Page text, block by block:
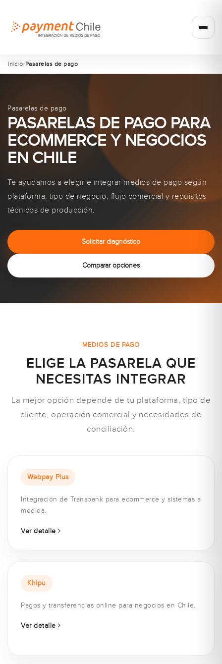
Inicio Pasarelas de pago
Pasarelas de pago
PASARELAS DE PAGO PARA
ECOMMERCE Y NEGOCIOS
EN CHILE
Te ayudamos a elegir e integrar medios de pago según
plataforma, tipo de negocio, flujo comercial y requisitos
técnicos de producción.
Solicitar diagnóstico
Comparar opciones
MEDIOS DE PAGO
ELIGE LA PASARELA QUE
NECESITAS INTEGRAR
La mejor opción depende de tu plataforma, tipo de
cliente, operación comercial y necesidades de
conciliación.
Webpay Plus
Integración de Transbank para ecommerce y sistemas a
medida.
Ver detalle
Khipu
Pagos y transferencias online para negocios en Chile.
Ver detalle